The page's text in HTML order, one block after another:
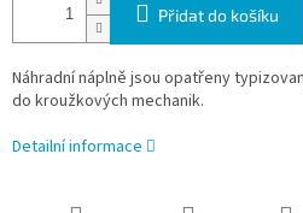
Přidat do košíku
Náhradní náplně jsou opatřeny
do kroužkových mechanik.
Detailní informace